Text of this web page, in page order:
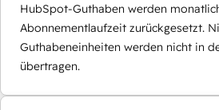
HubSpot-Guthaben werden
Abonnementlaufzeit zurückgesetzt.
Guthabeneinheiten werden nicht in
übertragen.